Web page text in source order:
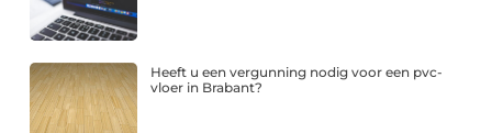
Heeft u een vergunning nodig voor een pvc-
vloer in Brabant?